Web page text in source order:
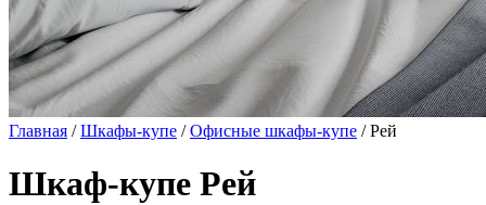
Главная /Шкафы-купе /Офисные шкафы-купе / Рей
Шкаф-купе Рей